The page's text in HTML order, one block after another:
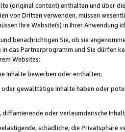
(original content) enthalten und über
von Dritten verwenden, müssen
Ihre Website(s) in Ihrer Anwendung
benachrichtigen Sie, ob sie
in das Partnerprogramm und Sie dürfen
Websites:
Inhalte bewerben oder enthalten;
gewalttätige Inhalte haben oder
diffamierende oder verleumderische
schädliche, die Privatsphäre